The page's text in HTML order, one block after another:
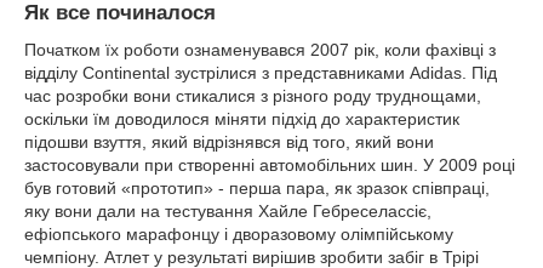
Як все починалося
Початком їх роботи ознаменувався 2007 рік, коли фахівці з
відділу Continental зустрілися з представниками Adidas. Під
час розробки вони стикалися з різного роду труднощами,
оскільки їм доводилося міняти підхід до характеристик
підошви взуття, який відрізнявся від того, який вони
застосовували при створенні автомобільних шин. У 2009 році
був готовий «прототип» - перша пара, як зразок співпраці,
яку вони дали на тестування Хайле Гебреселассіє,
ефіопського марафонцу і дворазовому олімпійському
чемпіону. Атлет у результаті вирішив зробити забіг в Трірі